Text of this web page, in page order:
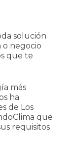
solución
o negocio
que te
más
ha
de Los
que
requisitos